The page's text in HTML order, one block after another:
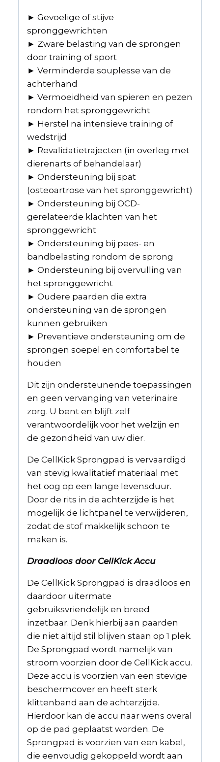
► Gevoelige of stijve
spronggewrichten
► Zware belasting van de sprongen
door training of sport
► Verminderde souplesse van de
achterhand
► Vermoeidheid van spieren en pezen
rondom het spronggewricht
► Herstel na intensieve training of
wedstrijd
► Revalidatietrajecten (in overleg met
dierenarts of behandelaar)
► Ondersteuning bij spat
(osteoartrose van het spronggewricht)
► Ondersteuning bij OCD-
gerelateerde klachten van het
spronggewricht
► Ondersteuning bij pees- en
bandbelasting rondom de sprong
► Ondersteuning bij overvulling van
het spronggewricht
► Oudere paarden die extra
ondersteuning van de sprongen
kunnen gebruiken
► Preventieve ondersteuning om de
sprongen soepel en comfortabel te
houden
Dit zijn ondersteunende toepassingen
en geen vervanging van veterinaire
zorg. U bent en blijft zelf
verantwoordelijk voor het welzijn en
de gezondheid van uw dier.
De CellKick Sprongpad is vervaardigd
van stevig kwalitatief materiaal met
het oog op een lange levensduur.
Door de rits in de achterzijde is het
mogelijk de lichtpanel te verwijderen,
zodat de stof makkelijk schoon te
maken is.
Draadloos door CellKick Accu
De CellKick Sprongpad is draadloos en
daardoor uitermate
gebruiksvriendelijk en breed
inzetbaar. Denk hierbij aan paarden
die niet altijd stil blijven staan op 1 plek.
De Sprongpad wordt namelijk van
stroom voorzien door de CellKick accu.
Deze accu is voorzien van een stevige
beschermcover en heeft sterk
klittenband aan de achterzijde.
Hierdoor kan de accu naar wens overal
op de pad geplaatst worden. De
Sprongpad is voorzien van een kabel,
die eenvoudig gekoppeld wordt aan